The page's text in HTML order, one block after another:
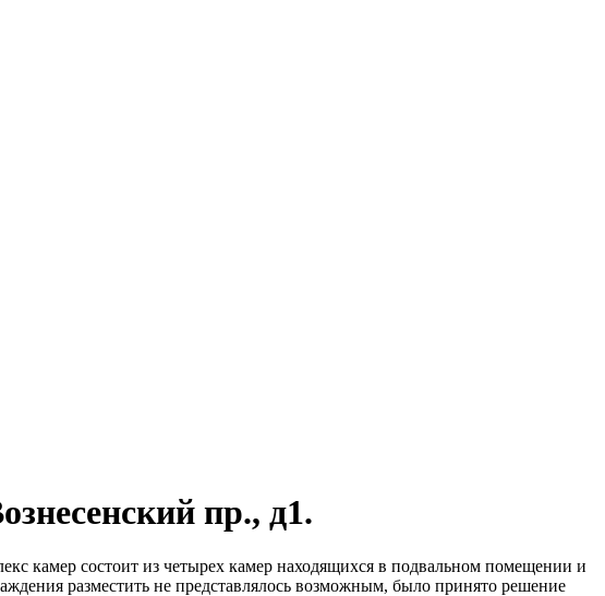
пр., д1.
камер состоит из четырех камер находящихся в подвальном помещении и
разместить не представлялось возможным, было принято решение